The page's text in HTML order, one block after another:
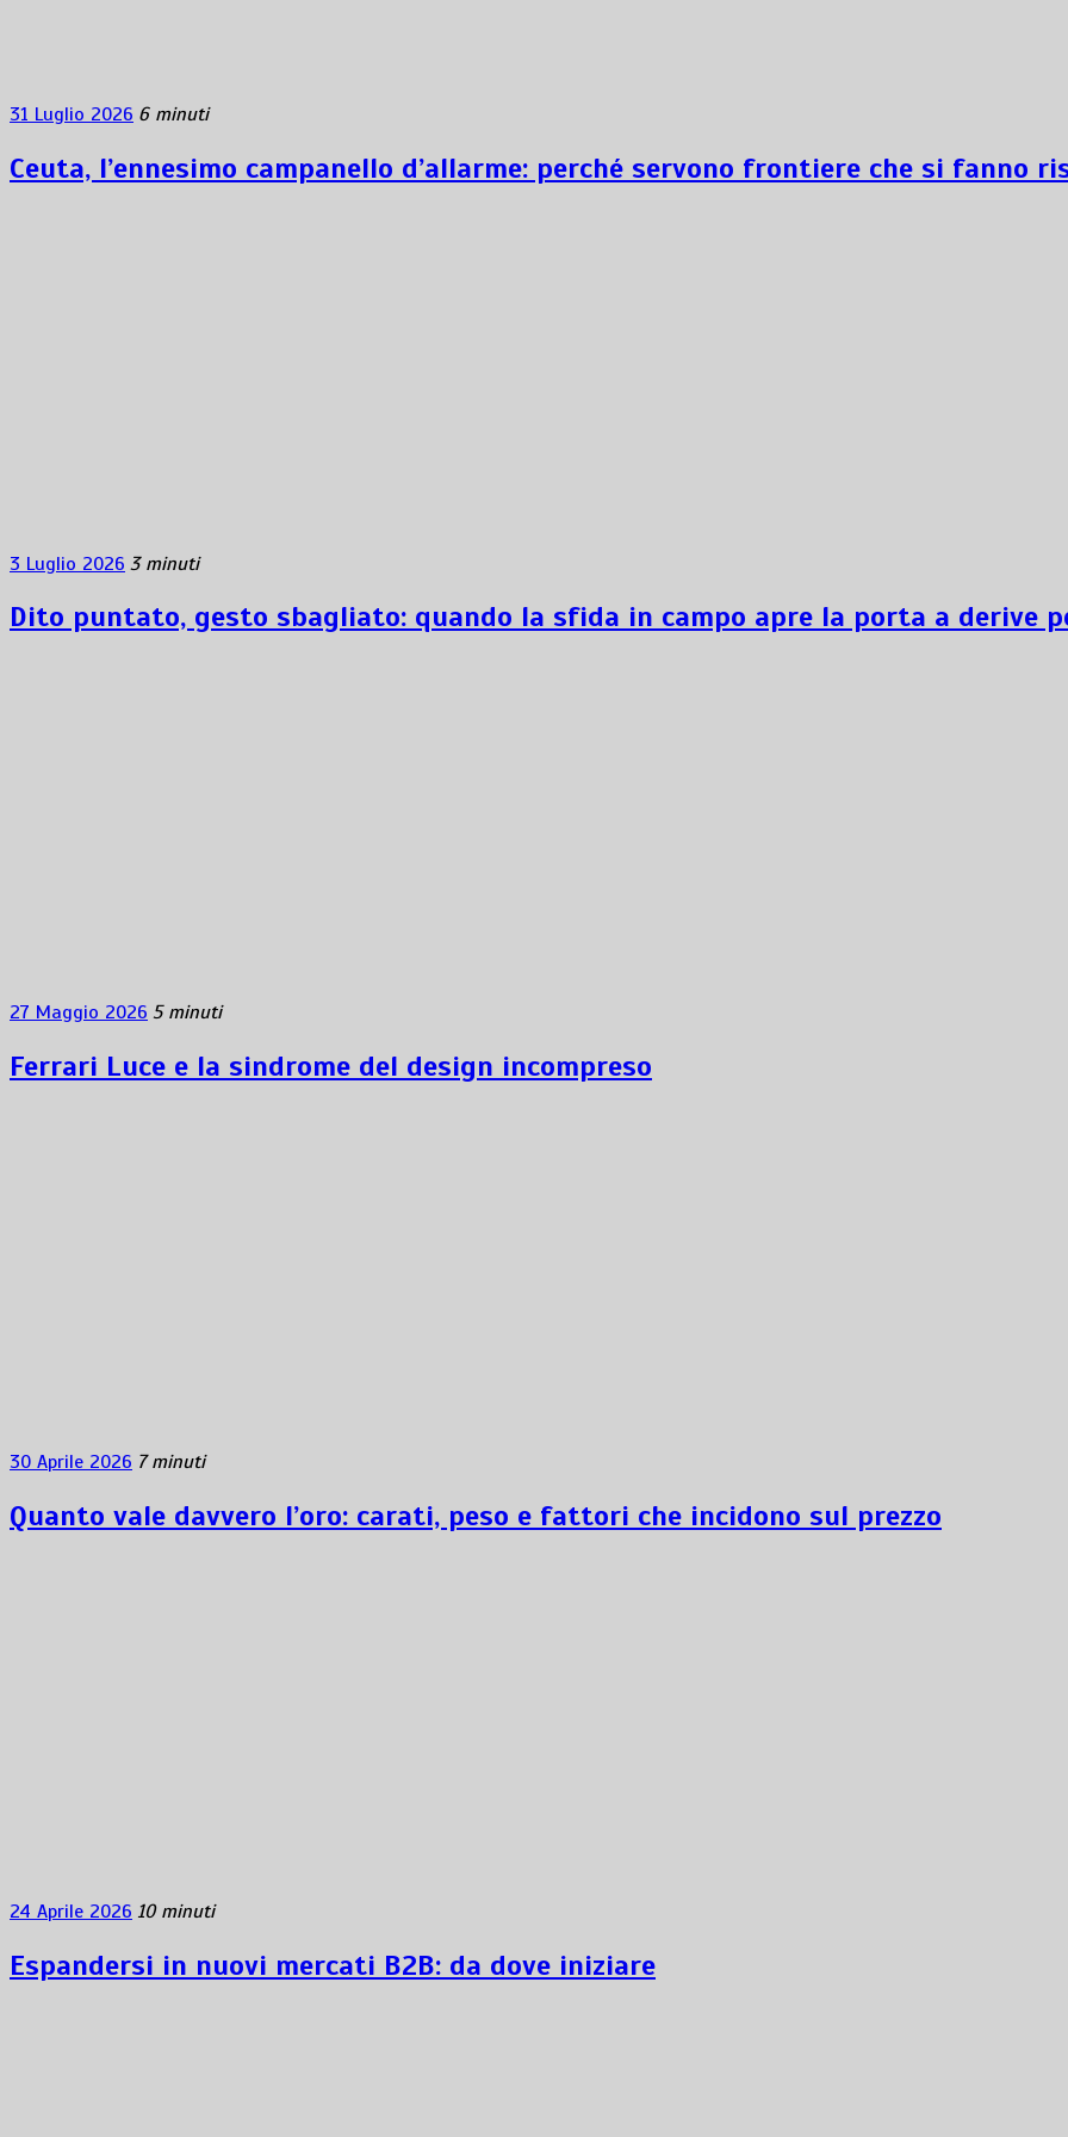
31 Luglio 2026 6 minuti
Ceuta, l’ennesimo campanello d’allarme: perché servono frontiere che si fanno
3 Luglio 2026 3 minuti
Dito puntato, gesto sbagliato: quando la sfida in campo apre la porta a derive
27 Maggio 2026 5 minuti
Ferrari Luce e la sindrome del design incompreso
30 Aprile 2026 7 minuti
Quanto vale davvero l’oro: carati, peso e fattori che incidono sul prezzo
24 Aprile 2026 10 minuti
Espandersi in nuovi mercati B2B: da dove iniziare